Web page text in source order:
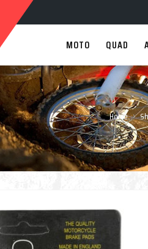
MOTO QUAD
Home ›